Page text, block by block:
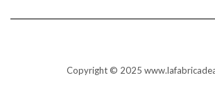
Copyright © 2025